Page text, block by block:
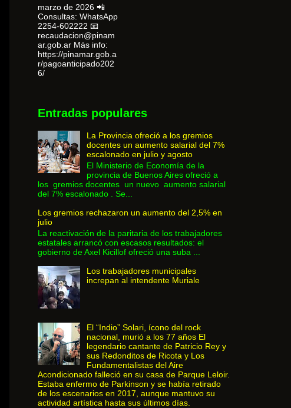
marzo de 2026 📲
Consultas: WhatsApp
2254-602222 📧
recaudacion@pinam
ar.gob.ar Más info:
https://pinamar.gob.a
r/pagoanticipado202
6/
Entradas populares
La Provincia ofreció a los gremios
docentes un aumento salarial del 7%
escalonado en julio y agosto
El Ministerio de Economía de la
provincia de Buenos Aires ofreció a
los gremios docentes un nuevo aumento salarial
del 7% escalonado . Se...
Los gremios rechazaron un aumento del 2,5% en
julio
La reactivación de la paritaria de los trabajadores
estatales arrancó con escasos resultados: el
gobierno de Axel Kicillof ofreció una suba ...
Los trabajadores municipales
increpan al intendente Muriale
El “Indio” Solari, ícono del rock
nacional, murió a los 77 años El
legendario cantante de Patricio Rey y
sus Redonditos de Ricota y Los
Fundamentalistas del Aire
Acondicionado falleció en su casa de Parque Leloir.
Estaba enfermo de Parkinson y se había retirado
de los escenarios en 2017, aunque mantuvo su
actividad artística hasta sus últimos días.